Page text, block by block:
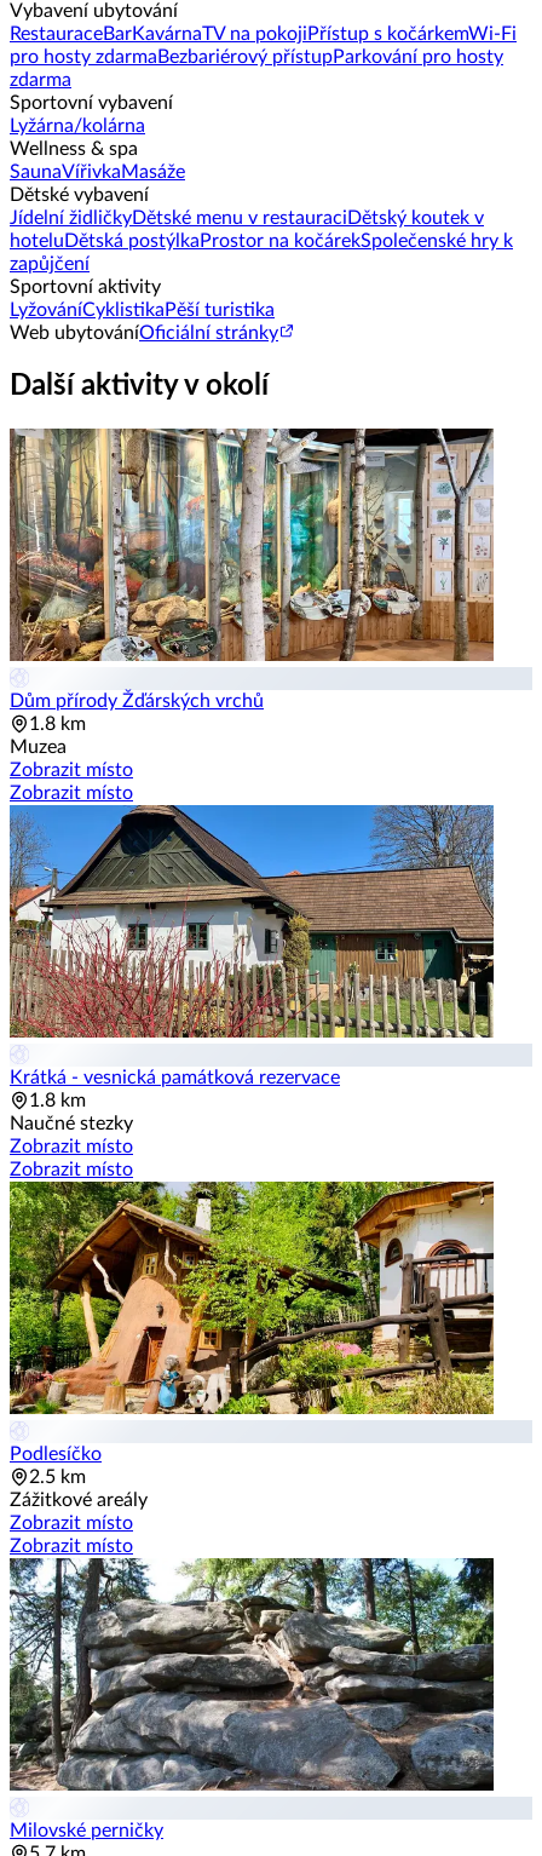
Vybavení ubytování
RestauraceBarKavárnaTV na pokoji Přístup s kočárkemWi-Fi
pro hosty zdarma Bezbariérový přístupParkování pro hosty
zdarma
Sportovní vybavení
Lyžárna/kolárna
Wellness & spa
SaunaVířivkaMasáže
Dětské vybavení
Jídelní židličkyDětské menu v restauraci Dětský koutek v
hotelu Dětská postýlka Prostor na kočárekSpolečenské hry k
zapůjčení
Sportovní aktivity
LyžováníCyklistika Pěší turistika
Web ubytováníOficiální stránky
Další aktivity v okolí
Dům přírody Žďárských vrchů
1.8 km
Muzea
Zobrazit místo
Zobrazit místo
Krátká - vesnická památková rezervace
1.8 km
Naučné stezky
Zobrazit místo
Zobrazit místo
Podlesíčko
2.5 km
Zážitkové areály
Zobrazit místo
Zobrazit místo
Milovské perničky